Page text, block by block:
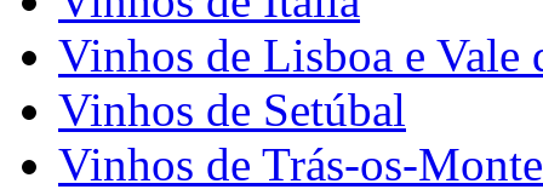
Vinhos de Lisboa e Vale
Vinhos de Setúbal
Vinhos de Trás-os-